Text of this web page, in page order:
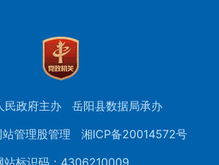
民政府主办
岳阳县数据局承办
管理股管理
湘ICP备20014572号
站标识码：4306210009